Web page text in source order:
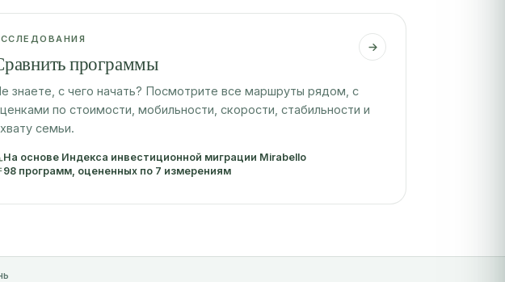
программы
знаете, с чего начать? Посмотрите все маршруты рядом, с
по стоимости, мобильности, скорости, стабильности и
семьи.
На основе Индекса инвестиционной миграции Mirabello
98 программ, оцененных по 7 измерениям